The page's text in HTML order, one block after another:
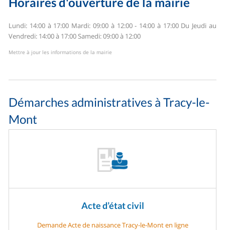
Lundi: 14:00 à 17:00 Mardi: 09:00 à 12:00 - 14:00 à 17:00Du Jeudi au
Vendredi: 14:00 à 17:00Samedi: 09:00 à 12:00
Mettre à jour les informations de la mairie
Démarches administratives à Tracy-le-
Mont
Acte d’état civil
Demande Acte de naissance Tracy-le-Mont en ligne